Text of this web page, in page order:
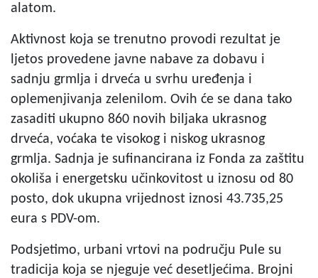
alatom.
Aktivnost koja se trenutno provodi rezultat je
ljetos provedene javne nabave za dobavu i
sadnju grmlja i drveća u svrhu uređenja i
oplemenjivanja zelenilom. Ovih će se dana tako
zasaditi ukupno 860 novih biljaka ukrasnog
drveća, voćaka te visokog i niskog ukrasnog
grmlja. Sadnja je sufinancirana iz Fonda za zaštitu
okoliša i energetsku učinkovitost u iznosu od 80
posto, dok ukupna vrijednost iznosi 43.735,25
eura s PDV-om.
Podsjetimo, urbani vrtovi na području Pule su
tradicija koja se njeguje već desetljećima. Brojni